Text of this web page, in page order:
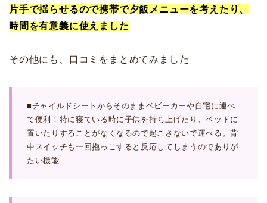
片手で揺らせるので携帯で夕飯メニューを考えたり、
時間を有意義に使えました
その他にも、口コミをまとめてみました
■チャイルドシートからそのままベビーカーや自宅に運べ
て便利！特に寝ている時に子供を持ち上げたり、ベッドに
置いたりすることがなくなるので起こさないで運べる。背
中スイッチも一回抱っこすると反応してしまうのでありが
たい機能